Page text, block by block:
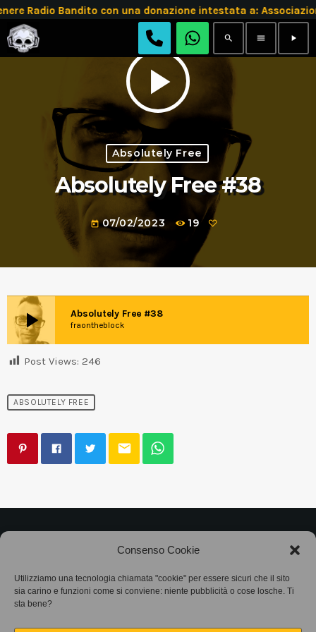
Consenso Cookie
Utilizziamo una tecnologia chiamata "cookie" per essere sicuri che il sito
sia carino e funzioni come si conviene: niente pubblicità o cose losche. Ti
sta bene?
Radio Bandito con una donazione intestata a:
search menu play_arrow
play_arrow
Absolutely Free
Absolutely Free #38
today 07/02/2023 19
play_arrow Absolutely Free #38
fraontheblock
Post Views: 246
ABSOLUTELY FREE
email
Associazione Bandito • CF 97882400019 •
Privacy Policy•Cookie Policy (UE) • Protocollo
SIAE 7425